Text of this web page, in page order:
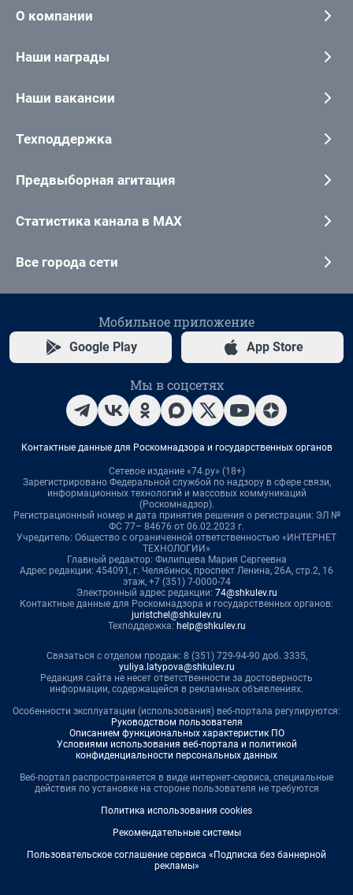
О компании
Наши награды
Наши вакансии
Техподдержка
Предвыборная агитация
Статистика канала в MAX
Все города сети
Мобильное приложение
Google Play App Store
Мы в соцсетях
Контактные данные для Роскомнадзора и государственных органов
Сетевое издание «74.ру» (18+)
Зарегистрировано Федеральной службой по надзору в сфере связи,
информационных технологий и массовых коммуникаций
(Роскомнадзор).
Регистрационный номер и дата принятия решения о регистрации: ЭЛ №
ФС 77– 84676 от 06.02.2023 г.
Учредитель: Общество с ограниченной ответственностью «ИНТЕРНЕТ
ТЕХНОЛОГИИ»
Главный редактор: Филипцева Мария Сергеевна
Адрес редакции: 454091, г. Челябинск, проспект Ленина, 26А, стр.2, 16
этаж, +7 (351) 7-0000-74
Электронный адрес редакции: 74@shkulev.ru
Контактные данные для Роскомнадзора и государственных органов:
juristchel@shkulev.ru
Техподдержка: help@shkulev.ru
Связаться с отделом продаж: 8 (351) 729-94-90 доб. 3335,
yuliya.latypova@shkulev.ru
Редакция сайта не несет ответственности за достоверность
информации, содержащейся в рекламных объявлениях.
Особенности эксплуатации (использования) веб-портала регулируются:
Руководством пользователя
Описанием функциональных характеристик ПО
Условиями использования веб-портала и политикой
конфиденциальности персональных данных
Веб-портал распространяется в виде интернет-сервиса, специальные
действия по установке на стороне пользователя не требуются
Политика использования cookies
Рекомендательные системы
Пользовательское соглашение сервиса «Подписка без баннерной
рекламы»